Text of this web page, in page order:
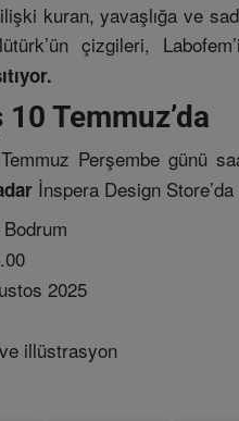
kuran, yavaşlığa ve
çizgileri,
10 Temmuz’da
Perşembe günü
İnspera Design
2025
illüstrasyon